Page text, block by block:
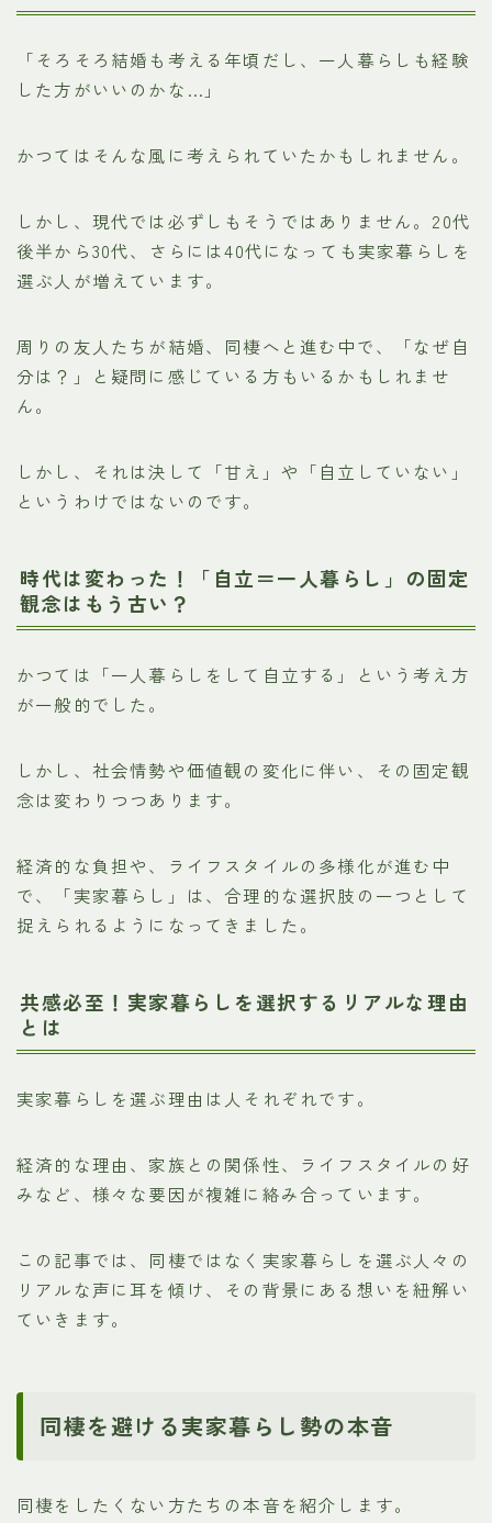
「そろそろ結婚も考える年頃だし、一人暮らしも経験
した方がいいのかな…」
かつてはそんな風に考えられていたかもしれません。
しかし、現代では必ずしもそうではありません。20代
後半から30代、さらには40代になっても実家暮らしを
選ぶ人が増えています。
周りの友人たちが結婚、同棲へと進む中で、「なぜ自
分は？」と疑問に感じている方もいるかもしれませ
ん。
しかし、それは決して「甘え」や「自立していない」
というわけではないのです。
時代は変わった！「自立＝一人暮らし」の固定
観念はもう古い？
かつては「一人暮らしをして自立する」という考え方
が一般的でした。
しかし、社会情勢や価値観の変化に伴い、その固定観
念は変わりつつあります。
経済的な負担や、ライフスタイルの多様化が進む中
で、「実家暮らし」は、合理的な選択肢の一つとして
捉えられるようになってきました。
共感必至！実家暮らしを選択するリアルな理由
とは
実家暮らしを選ぶ理由は人それぞれです。
経済的な理由、家族との関係性、ライフスタイルの好
みなど、様々な要因が複雑に絡み合っています。
この記事では、同棲ではなく実家暮らしを選ぶ人々の
リアルな声に耳を傾け、その背景にある想いを紐解い
ていきます。
同棲を避ける実家暮らし勢の本音
同棲をしたくない方たちの本音を紹介します。